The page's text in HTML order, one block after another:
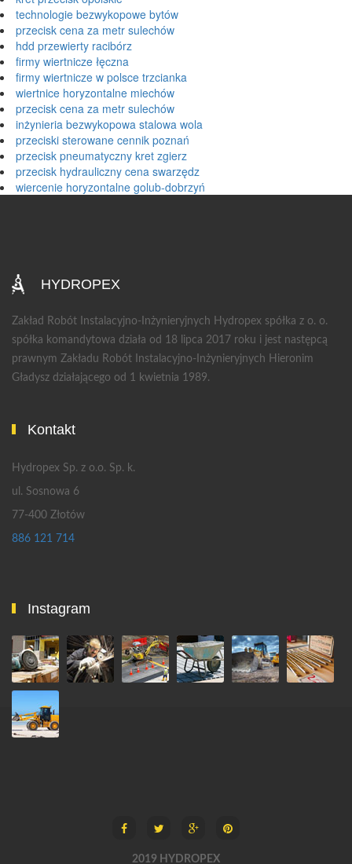
technologie bezwykopowe bytów
przecisk cena za metr sulechów
hdd przewierty racibórz
firmy wiertnicze łęczna
firmy wiertnicze w polsce trzcianka
wiertnice horyzontalne miechów
przecisk cena za metr sulechów
inżynieria bezwykopowa stalowa wola
przeciski sterowane cennik poznań
przecisk pneumatyczny kret zgierz
przecisk hydrauliczny cena swarzędz
wiercenie horyzontalne golub-dobrzyń
HYDROPEX
Zakład Robót Instalacyjno-Inżynieryjnych Hydropex spółka z o. o.
spółka komandytowa działa od 18 lipca 2017 roku i jest następcą
prawnym Zakładu Robót Instalacyjno-Inżynieryjnych Hieronim
Gładysz działającego od 1 kwietnia 1989.
Kontakt
Hydropex Sp. z o.o. Sp. k.
ul. Sosnowa 6
77-400 Złotów
886 121 714
Instagram
2019 HYDROPEX